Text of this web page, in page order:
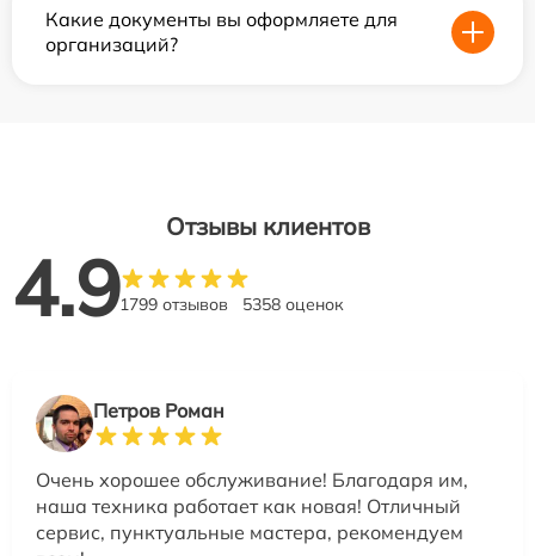
Какие документы вы оформляете для
организаций?
Отзывы клиентов
4.91799 отзывов 5358 оценок
Петров Роман
Очень хорошее обслуживание! Благодаря им,
наша техника работает как новая! Отличный
сервис, пунктуальные мастера, рекомендуем